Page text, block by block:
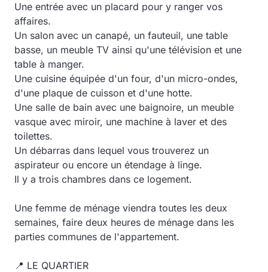
Une entrée avec un placard pour y ranger vos
affaires.
Un salon avec un canapé, un fauteuil, une table
basse, un meuble TV ainsi qu'une télévision et une
table à manger.
Une cuisine équipée d'un four, d'un micro-ondes,
d'une plaque de cuisson et d'une hotte.
Une salle de bain avec une baignoire, un meuble
vasque avec miroir, une machine à laver et des
toilettes.
Un débarras dans lequel vous trouverez un
aspirateur ou encore un étendage à linge.
Il y a trois chambres dans ce logement.
Une femme de ménage viendra toutes les deux
semaines, faire deux heures de ménage dans les
parties communes de l'appartement.
📍 LE QUARTIER